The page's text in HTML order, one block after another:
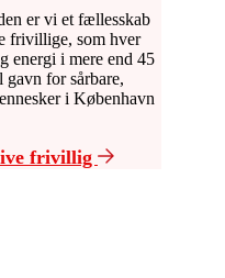
er vi et fællesskab
frivillige, som hver
energi i mere end 45
for sårbare,
i København
frivillig